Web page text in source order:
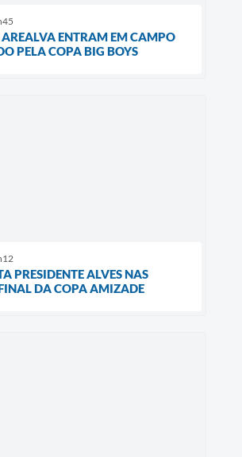
AREALVA ENTRAM EM CAMPO
PELA COPA BIG BOYS
PRESIDENTE ALVES NAS
DA COPA AMIZADE